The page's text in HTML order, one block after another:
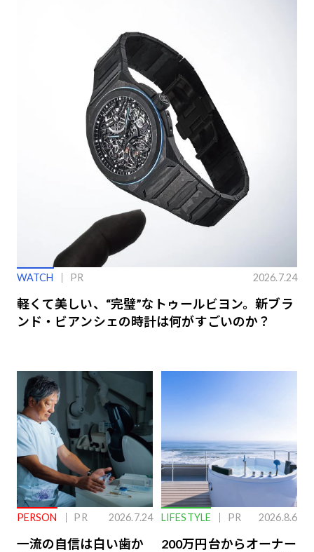
WATCH PR 2026.7.24
軽くて美しい、“完璧”なトゥールビヨン。新ブラ
ンド・ビアンシェの時計は何がすごいのか？
PERSON PR 2026.7.24
一流の自信は白い歯か
LIFESTYLE PR 2026.8.6
200万円台からオーナー